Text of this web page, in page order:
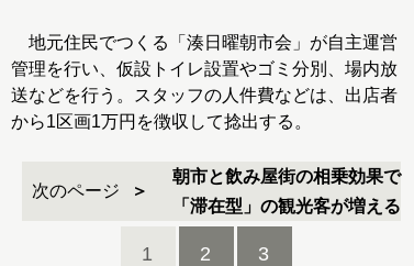
地元住民でつくる「湊日曜朝市会」が自主運営
管理を行い、仮設トイレ設置やゴミ分別、場内放
送などを行う。スタッフの人件費などは、出店者
から1区画1万円を徴収して捻出する。
次のページ
朝市と飲み屋街の相乗効果で
「滞在型」の観光客が増える
1 2 3